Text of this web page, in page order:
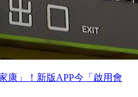
康」！新版APP今「啟用會